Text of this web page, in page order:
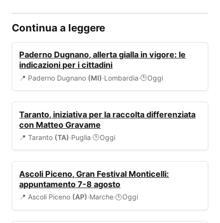
Continua a leggere
Paderno Dugnano, allerta gialla in vigore: le
indicazioni per i cittadini
📍 Paderno Dugnano (MI)·Lombardia·🕒Oggi
Taranto, iniziativa per la raccolta differenziata
con Matteo Gravame
📍 Taranto (TA)·Puglia·🕒Oggi
Ascoli Piceno, Gran Festival Monticelli:
appuntamento 7-8 agosto
📍 Ascoli Piceno (AP)·Marche·🕒Oggi